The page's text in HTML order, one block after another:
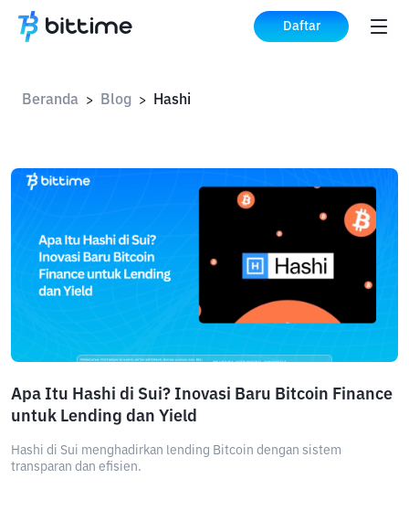
Daftar
Beranda > Blog > Hashi
Apa Itu Hashi di Sui? Inovasi Baru Bitcoin Finance
untuk Lending dan Yield
Hashi di Sui menghadirkan lending Bitcoin dengan sistem
transparan dan efisien.